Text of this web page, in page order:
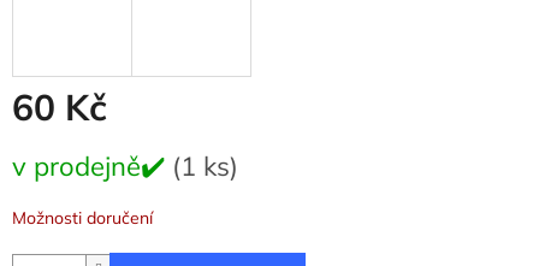
60 Kč
cena:
v prodejně✔️ (1 ks)
Možnosti doručení